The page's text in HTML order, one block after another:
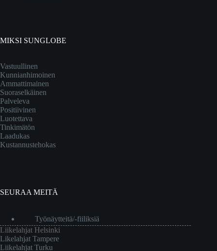
MIKSI SUNGLOBE
Vastuullinen
Kunnianhimoinen
Ammattimainen
Suoraselkäinen
Palveleva
Positiivinen
Luotettava
Tinkimätön
Laadukas
Kustannustehokas
SEURAA MEITÄ
Työnäytteitä/-fiiliksiä
Liikelahjat Helsinki
Likelahjat Tampere
Liikelahjat Turku